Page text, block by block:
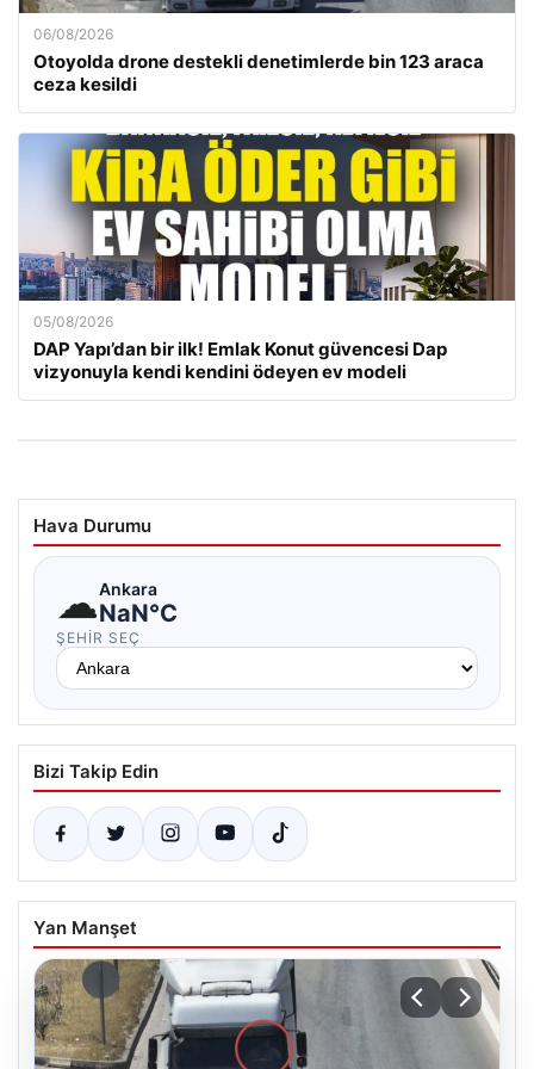
06/08/2026
Otoyolda drone destekli denetimlerde bin 123 araca
ceza kesildi
05/08/2026
DAP Yapı’dan bir ilk! Emlak Konut güvencesi Dap
vizyonuyla kendi kendini ödeyen ev modeli
Hava Durumu
☁Ankara
NaN°C
ŞEHIR SEÇ
Bizi Takip Edin
Yan Manşet